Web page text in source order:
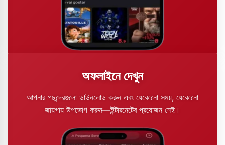
অফলাইনে দেখুন
আপনার পছন্দেরগুলো ডাউনলোড করুন এবং যেকোনো সময়, যেকোনো
জায়গায় উপভোগ করুন—ইন্টারনেটের প্রয়োজন নেই।